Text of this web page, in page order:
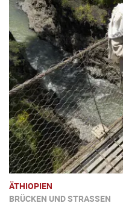
ÄTHIOPIEN
BRÜCKEN UND STRASSEN